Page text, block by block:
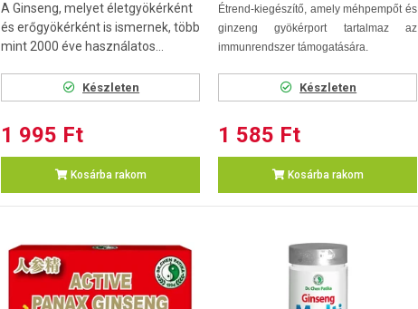
A Ginseng, melyet életgyökérként
és erőgyökérként is ismernek, több
mint 2000 éve használatos...
Készleten
1 995 Ft
Kosárba rakom
Étrend-kiegészítő, amely méhpempőt és
ginzeng gyökérport tartalmaz az
immunrendszer támogatására.
Készleten
1 585 Ft
Kosárba rakom